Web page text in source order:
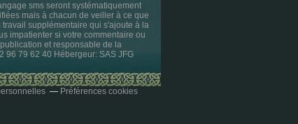
sms seront systématiquement
mais à chacun de veiller à ce que
supplémentaire qui s'ajoute à la
impatienter si votre commentaire ou
et responsable de la
96 79 62 40 Hébergeur: SAS JFG
Préférences cookies